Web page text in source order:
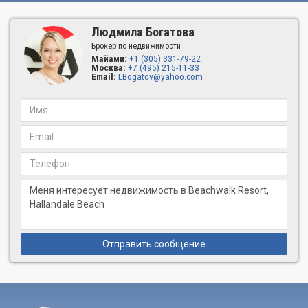
первоклассным дизайном. Вы сможете по достоинству
оценить исключительный уровень гостиничного
обслуживания с круглосуточной доставкой еды и напитков,
уборкой квартир, консьерж-сервисом и бесплатным
автотранспортом до пляжного клуба. Полный спектр услуг
резиденций гостиничного типа.
УСЛУГИ И УДОБСТВА
Пейзажный бассейн с видом на Береговой канал
Потрясающая открытая терраса с пейзажным
бассейном на 34-м этаже здания с видом на
Атлантический океан
Современный полностью оборудованный фитнес-центр
Ресторан у воды вдоль Берегового канала
Спа-центр с раздельными саунами и помещениями для
Бесплатный автотранспорт до частного пляжного клуба
Людмила Богатова
Брокер по недвижимости
Майами: +1 (305) 331-79-22
Москва: +7 (495) 215-11-33
Email: LBogatov@yahoo.com
Отправить сообщение